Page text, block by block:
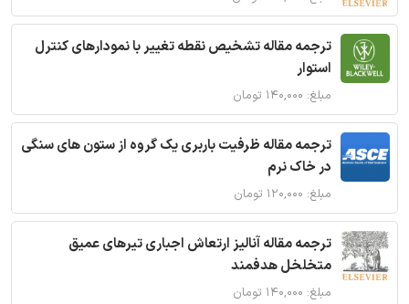
ترجمه مقاله تشخیص نقطه تغییر با نمودارهای کنترل
استوار
مبلغ: ۱۴۰,۰۰۰ تومان
ترجمه مقاله ظرفیت باربری یک گروه از ستون های سنگی
در خاک نرم
مبلغ: ۱۲۰,۰۰۰ تومان
ترجمه مقاله آنالیز ارتعاش اجباری تیرهای عمیق
متخلخل هدفمند
مبلغ: ۱۴۰,۰۰۰ تومان